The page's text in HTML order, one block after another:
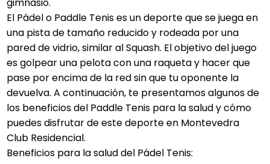
El Pádel o Paddle Tenis es un deporte que se juega en
una pista de tamaño reducido y rodeada por una
pared de vidrio, similar al Squash. El objetivo del juego
es golpear una pelota con una raqueta y hacer que
pase por encima de la red sin que tu oponente la
devuelva. A continuación, te presentamos algunos de
los beneficios del Paddle Tenis para la salud y cómo
puedes disfrutar de este deporte en Montevedra
Club Residencial.
Beneficios para la salud del Pádel Tenis: